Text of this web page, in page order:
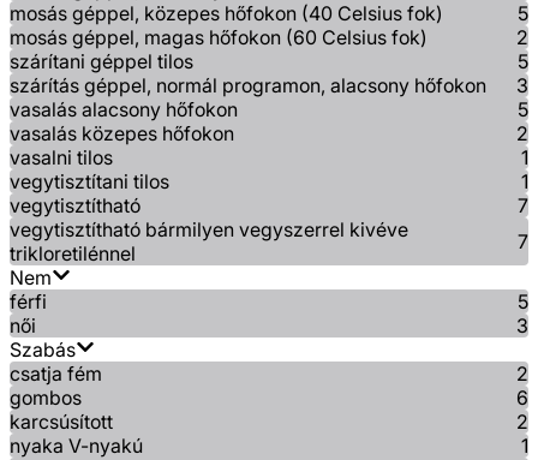
mosás géppel, közepes hőfokon (40 Celsius fok)
5
mosás géppel, magas hőfokon (60 Celsius fok)
2
szárítani géppel tilos
5
szárítás géppel, normál programon, alacsony hőfokon
3
vasalás alacsony hőfokon
5
vasalás közepes hőfokon
2
vasalni tilos
1
vegytisztítani tilos
1
vegytisztítható
7
vegytisztítható bármilyen vegyszerrel kivéve
trikloretilénnel
7
Nem
férfi
5
női
3
Szabás
csatja fém
2
gombos
6
karcsúsított
2
nyaka V-nyakú
1